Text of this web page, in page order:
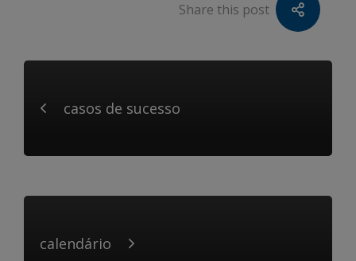
Share this post
casos de sucesso
calendário